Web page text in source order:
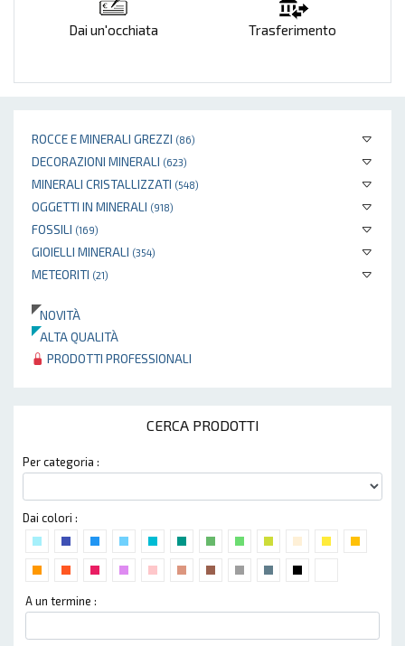
ROCCE E MINERALI GREZZI (86)
DECORAZIONI MINERALI (623)
MINERALI CRISTALLIZZATI (548)
OGGETTI IN MINERALI (918)
FOSSILI (169)
GIOIELLI MINERALI (354)
METEORITI (21)
NOVITÀ
ALTA QUALITÀ
PRODOTTI PROFESSIONALI
CERCA PRODOTTI
Per categoria :
Dai colori :
A un termine :
Dai un'occhiata Trasferimento